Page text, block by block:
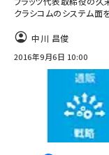
クラシコムのシステム面
中川 昌俊
2016年9月6日 10:00